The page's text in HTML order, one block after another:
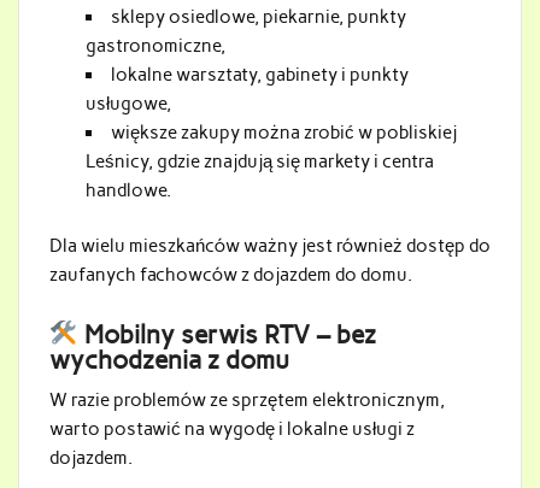
sklepy osiedlowe, piekarnie, punkty
gastronomiczne,
lokalne warsztaty, gabinety i punkty
usługowe,
większe zakupy można zrobić w pobliskiej
Leśnicy, gdzie znajdują się markety i centra
handlowe.
Dla wielu mieszkańców ważny jest również dostęp do
zaufanych fachowców z dojazdem do domu.
Mobilny serwis RTV – bez
wychodzenia z domu
W razie problemów ze sprzętem elektronicznym,
warto postawić na wygodę i lokalne usługi z
dojazdem.